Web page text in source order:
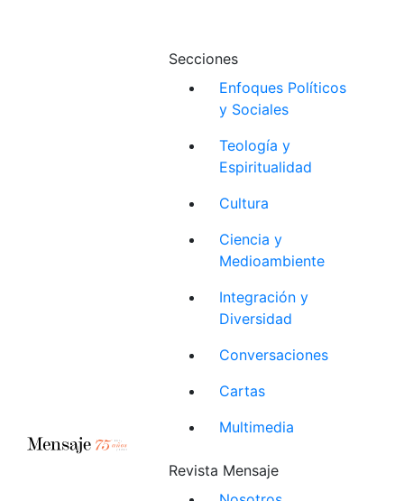
Secciones
Enfoques Políticos
y Sociales
Teología y
Espiritualidad
Cultura
Ciencia y
Medioambiente
Integración y
Diversidad
Conversaciones
Cartas
Multimedia
Revista Mensaje